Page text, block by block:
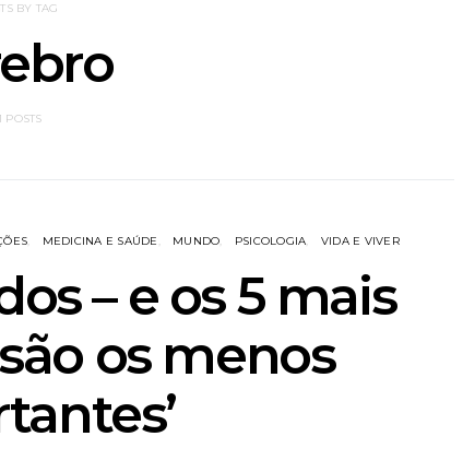
BY TAG
POSTS
MEDICINA E SAÚDE MUNDO PSICOLOGIA VIDA E VIVER
– e os 5 mais
os menos